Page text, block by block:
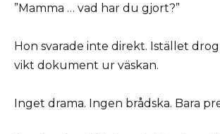
”Mamma … vad har du gjort?”
Hon svarade inte direkt. Istället
vikt dokument ur väskan.
Inget drama. Ingen brådska. Bara